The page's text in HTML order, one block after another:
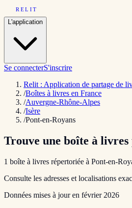
RELIT
L'application
Se connecterS'inscrire
Relit : Application de partage de
/Boîtes à livres en France
/Auvergne-Rhône-Alpes
/Isère
/Pont-en-Royans
Trouve une boîte à livres
1 boîte à livres répertoriée à Pont-en-
Consulte les adresses et localisations
Données mises à jour en février 2026